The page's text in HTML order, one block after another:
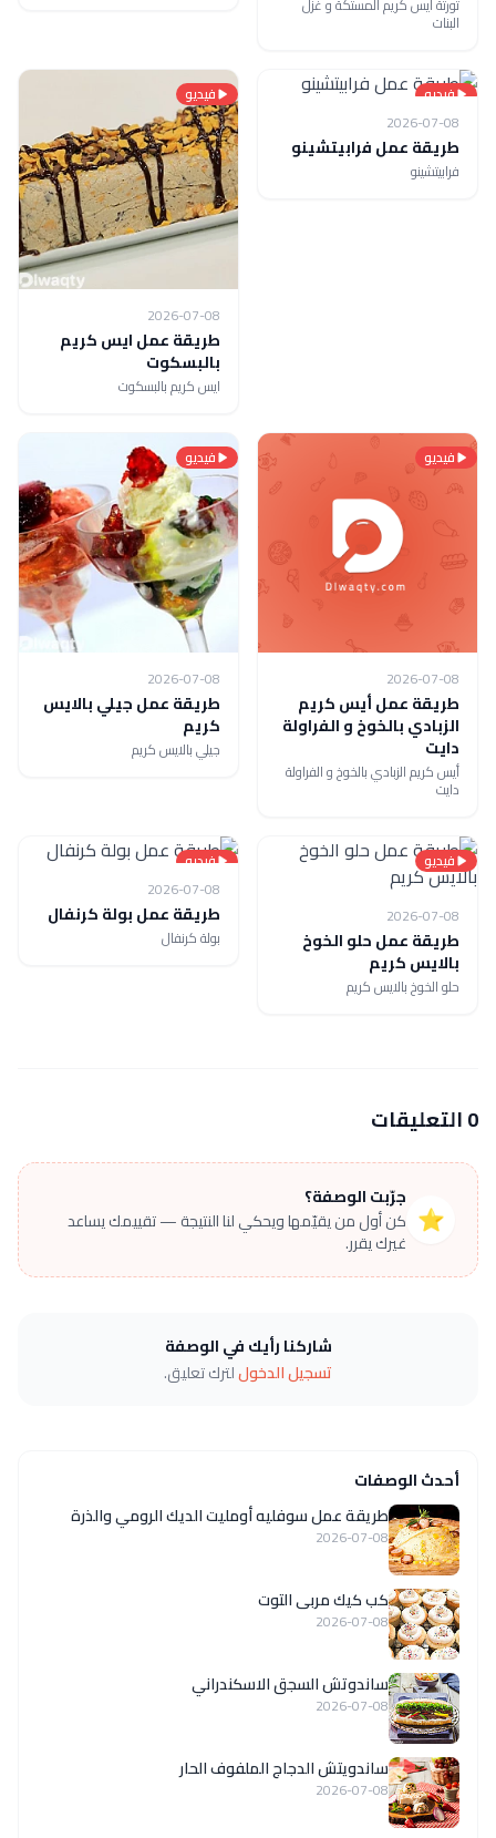
البنات
فيديو
2026-07-08
طريقة عمل فرابيتشينو
فرابيتشينو
فيديو
2026-07-08
طريقة عمل ايس كريم
بالبسكوت
ايس كريم بالبسكوت
فيديو
2026-07-08
طريقة عمل أيس كريم
الزبادي بالخوخ و الفراولة
دايت
أيس كريم الزبادي بالخوخ و الفراولة
دايت
فيديو
2026-07-08
طريقة عمل جيلي بالايس
كريم
جيلي بالايس كريم
فيديو
2026-07-08
طريقة عمل حلو الخوخ
بالايس كريم
حلو الخوخ بالايس كريم
فيديو
2026-07-08
طريقة عمل بولة كرنفال
بولة كرنفال
0 التعليقات
⭐
جرّبت الوصفة؟
كن أول من يقيّمها ويحكي لنا النتيجة — تقييمك يساعد
غيرك يقرر.
شاركنا رأيك في الوصفة
تسجيل الدخوللترك تعليق.
أحدث الوصفات
طريقة عمل سوفليه أومليت الديك الرومي والذرة
2026-07-08
كب كيك مربى التوت
2026-07-08
ساندوتش السجق الاسكندراني
2026-07-08
ساندويتش الدجاج الملفوف الحار
2026-07-08